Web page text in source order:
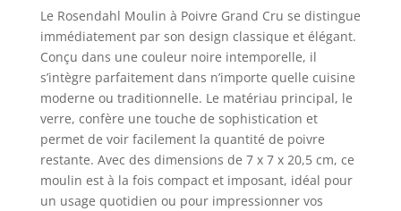
de se répandre sur
la nappe. Le
moulin peut être
réglé de manière à
moudre finement
ou grossièrement
Collection : Grand
Cru créé par le
designer
Rosendahl
Le Rosendahl Moulin à Poivre Grand Cru se distingue
immédiatement par son design classique et élégant.
Conçu dans une couleur noire intemporelle, il
s’intègre parfaitement dans n’importe quelle cuisine
moderne ou traditionnelle. Le matériau principal, le
verre, confère une touche de sophistication et
permet de voir facilement la quantité de poivre
restante. Avec des dimensions de 7 x 7 x 20,5 cm, ce
moulin est à la fois compact et imposant, idéal pour
un usage quotidien ou pour impressionner vos